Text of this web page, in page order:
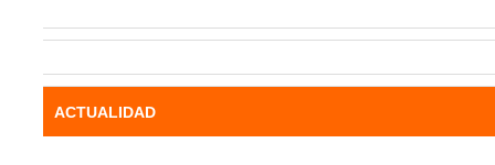
ACTUALIDAD